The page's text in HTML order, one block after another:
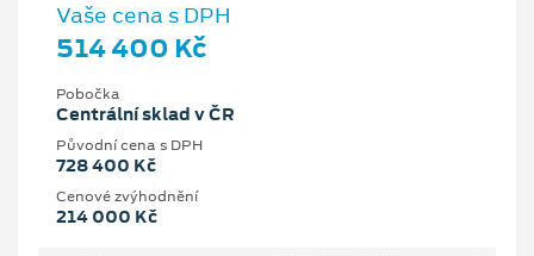
Vaše cena s DPH
514 400 Kč
Pobočka
Centrální sklad v ČR
Původní cena s DPH
728 400 Kč
Cenové zvýhodnění
214 000 Kč